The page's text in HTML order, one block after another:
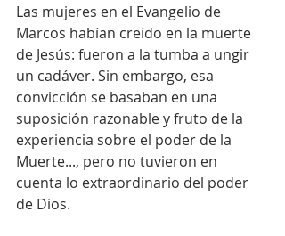
Las mujeres en el Evangelio de
Marcos habían creído en la muerte
de Jesús: fueron a la tumba a ungir
un cadáver. Sin embargo, esa
convicción se basaban en una
suposición razonable y fruto de la
experiencia sobre el poder de la
Muerte..., pero no tuvieron en
cuenta lo extraordinario del poder
de Dios.